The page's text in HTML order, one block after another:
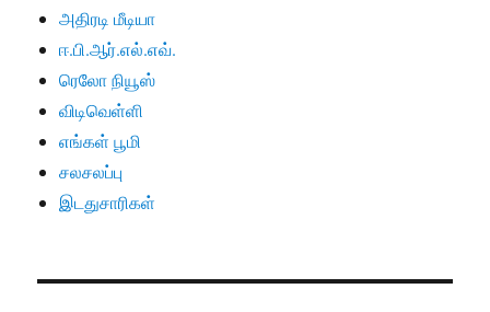
அதிரடி மீடியா
ஈ.பி.ஆர்.எல்.எவ்.
ரெலோ நியூஸ்
விடிவெள்ளி
எங்கள் பூமி
சலசலப்பு
இடதுசாரிகள்